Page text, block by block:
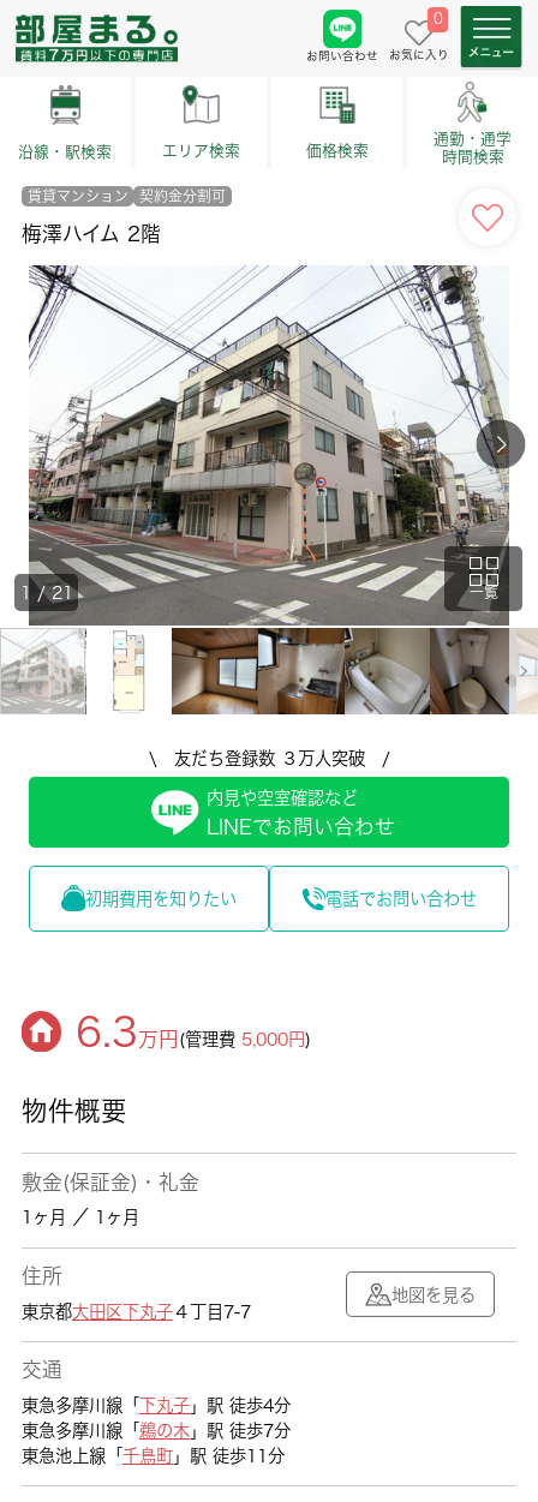
お問い合わせ
0
お気に入り
沿線・駅検索 エリア検索 価格検索
通勤・通学
時間検索
賃貸マンション 契約金分割可
梅澤ハイム 2階
一覧
1 /21
\ 友だち登録数 ３万人突破 /
内見や空室確認など
LINEでお問い合わせ
初期費用を知りたい 電話でお問い合わせ
6.3万円 (管理費 5,000円)
物件概要
敷金(保証金)・礼金
1ヶ月 ／ 1ヶ月
住所
東京都大田区下丸子４丁目7-7
地図を見る
交通
東急多摩川線「 下丸子」駅 徒歩4分
東急多摩川線「 鵜の木」駅 徒歩7分
東急池上線「 千鳥町」駅 徒歩11分